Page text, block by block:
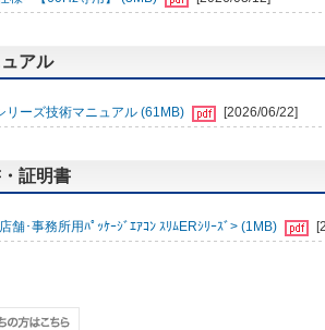
アル
リーズ技術マニュアル (61MB) [2026/06/22]
証明書
舗･事務所用ﾊﾟｯｹｰｼﾞｴｱｺﾝ ｽﾘﾑERｼﾘｰｽﾞ> (1MB)